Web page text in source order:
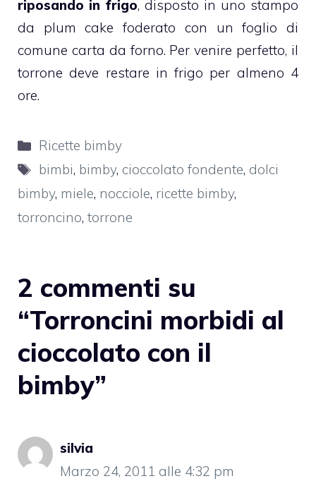
riposando in frigo, disposto in uno stampo
da plum cake foderato con un foglio di
comune carta da forno. Per venire perfetto, il
torrone deve restare in frigo per almeno 4
ore.
Categorie
Ricette bimby
Tag
bimbi, bimby, cioccolato fondente, dolci
bimby, miele, nocciole, ricette bimby,
torroncino, torrone
2 commenti su
“Torroncini morbidi al
cioccolato con il
bimby”
silvia
Marzo 24, 2011 alle 4:32 pm